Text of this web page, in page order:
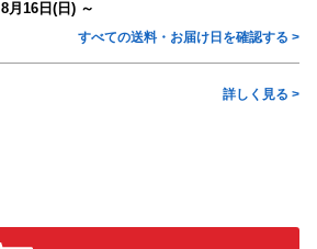
8月16日(日) ～
すべての送料・お届け日を確認する >
詳しく見る >